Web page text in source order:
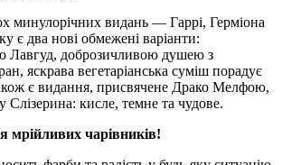
минулорічних видань — Гаррі, Герміона
є два нові обмежені варіанти:
Лавгуд, доброзичливою душею з
яскрава вегетаріанська суміш порадує
є видання, присвячене Драко Мелфою,
Слізерина: кисле, темне та чудове.
мрійливих чарівників!